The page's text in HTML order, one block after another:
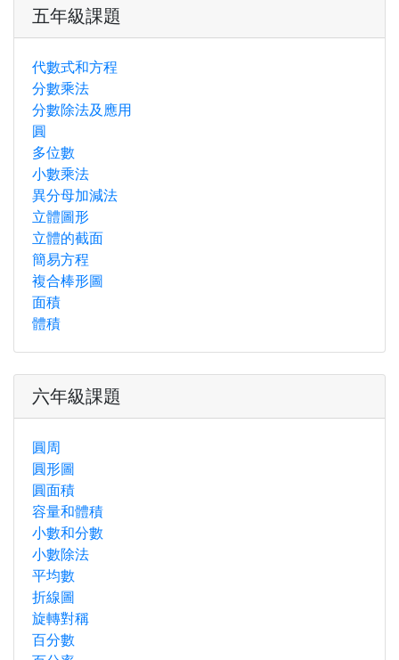
五年級課題
代數式和方程
分數乘法
分數除法及應用
圓
多位數
小數乘法
異分母加減法
立體圖形
立體的截面
簡易方程
複合棒形圖
面積
體積
六年級課題
圓周
圓形圖
圓面積
容量和體積
小數和分數
小數除法
平均數
折線圖
旋轉對稱
百分數